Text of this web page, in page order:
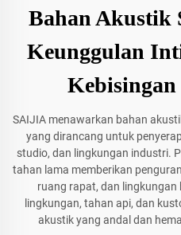
Bahan
Keunggulan
SAIJIA menawarkan bahan
yang dirancang untuk
studio, dan lingkungan industri.
tahan lama memberikan
ruang rapat, dan lingkungan
lingkungan, tahan api, dan
akustik yang andal dan